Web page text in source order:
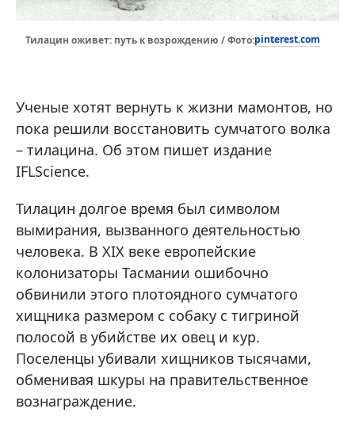
Тилацин оживет: путь к возрождению / Фото:pinterest.com
Ученые хотят вернуть к жизни мамонтов, но
пока решили восстановить сумчатого волка
– тилацина. Об этом пишет издание
IFLScience.
Тилацин долгое время был символом
вымирания, вызванного деятельностью
человека. В XIX веке европейские
колонизаторы Тасмании ошибочно
обвинили этого плотоядного сумчатого
хищника размером с собаку с тигриной
полосой в убийстве их овец и кур.
Поселенцы убивали хищников тысячами,
обменивая шкуры на правительственное
вознаграждение.